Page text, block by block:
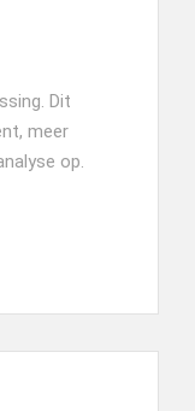
Dit
meer
op.